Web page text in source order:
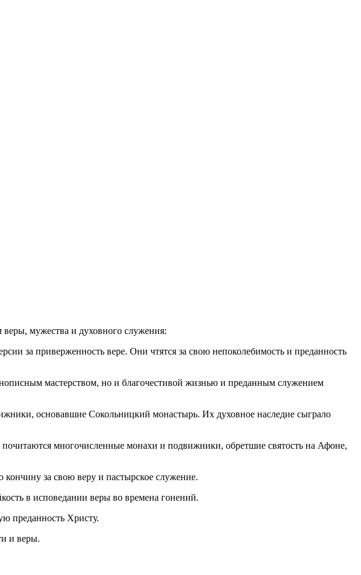
веры, мужества и духовного служения:
за приверженность вере. Они чтятся за свою непоколебимость и преданность
мастерством, но и благочестивой жизнью и преданным служением
основавшие Сокольницкий монастырь. Их духовное наследие сыграло
многочисленные монахи и подвижники, обретшие святость на Афоне,
за свою веру и пастырское служение.
в исповедании веры во времена гонений.
преданность Христу.
и веры.